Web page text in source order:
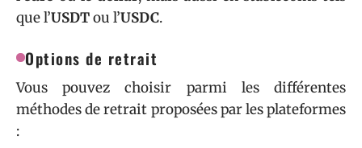
que l’USDTou l’USDC.
Options de retrait
Vous pouvez choisir parmi les différentes
méthodes de retrait proposées par les plateformes
: